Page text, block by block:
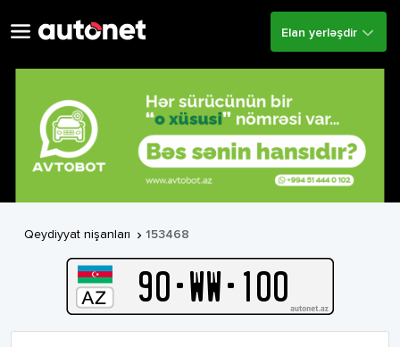
Elan yerləşdir
Qeydiyyat nişanları  153468
90-WW- 100